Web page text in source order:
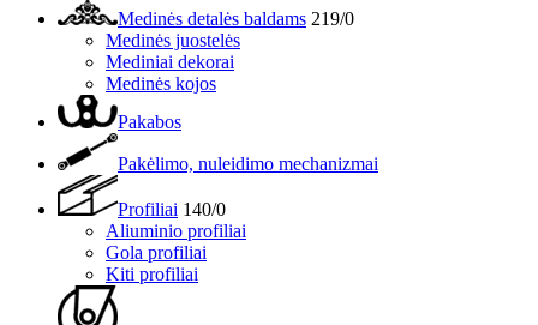
Medinės detalės baldams 219/0
Medinės juostelės
Mediniai dekorai
Medinės kojos
Pakabos
Pakėlimo, nuleidimo mechanizmai
Profiliai 140/0
Aliuminio profiliai
Gola profiliai
Kiti profiliai